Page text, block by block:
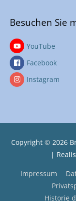
Besuchen Sie
YouTube
Facebook
Instagram
Copyright © 2026
|
Impressum
Historie